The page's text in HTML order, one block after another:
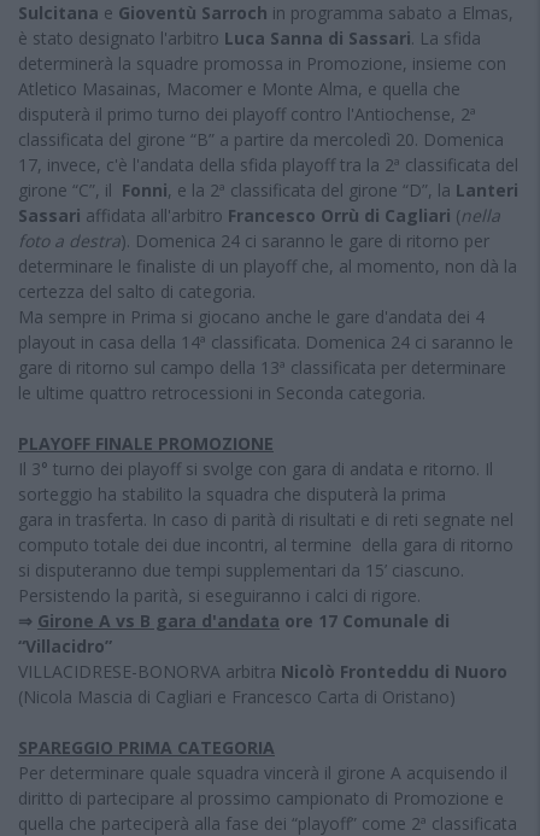
Sulcitana e Gioventù Sarroch in programma sabato a Elmas,
è stato designato l'arbitro Luca Sanna di Sassari. La sfida
determinerà la squadre promossa in Promozione, insieme con
Atletico Masainas, Macomer e Monte Alma, e quella che
disputerà il primo turno dei playoff contro l'Antiochense, 2ª
classificata del girone “B” a partire da mercoledì 20. Domenica
17, invece, c'è l'andata della sfida playoff tra la 2ª classificata del
girone “C”, il Fonni, e la 2ª classificata del girone “D”, la Lanteri
Sassari affidata all'arbitro Francesco Orrù di Cagliari (nella
foto a destra). Domenica 24 ci saranno le gare di ritorno per
determinare le finaliste di un playoff che, al momento, non dà la
certezza del salto di categoria.
Ma sempre in Prima si giocano anche le gare d'andata dei 4
playout in casa della 14ª classificata. Domenica 24 ci saranno le
gare di ritorno sul campo della 13ª classificata per determinare
le ultime quattro retrocessioni in Seconda categoria.
PLAYOFF FINALE PROMOZIONE
Il 3° turno dei playoff si svolge con gara di andata e ritorno. Il
sorteggio ha stabilito la squadra che disputerà la prima
gara in trasferta. In caso di parità di risultati e di reti segnate nel
computo totale dei due incontri, al termine della gara di ritorno
si disputeranno due tempi supplementari da 15’ ciascuno.
Persistendo la parità, si eseguiranno i calci di rigore.
⇒ Girone A vs B gara d'andata ore 17 Comunale di
“Villacidro”
VILLACIDRESE-BONORVA arbitra Nicolò Fronteddu di Nuoro
(Nicola Mascia di Cagliari e Francesco Carta di Oristano)
SPAREGGIO PRIMA CATEGORIA
Per determinare quale squadra vincerà il girone A acquisendo il
diritto di partecipare al prossimo campionato di Promozione e
quella che parteciperà alla fase dei “playoff” come 2ª classificata